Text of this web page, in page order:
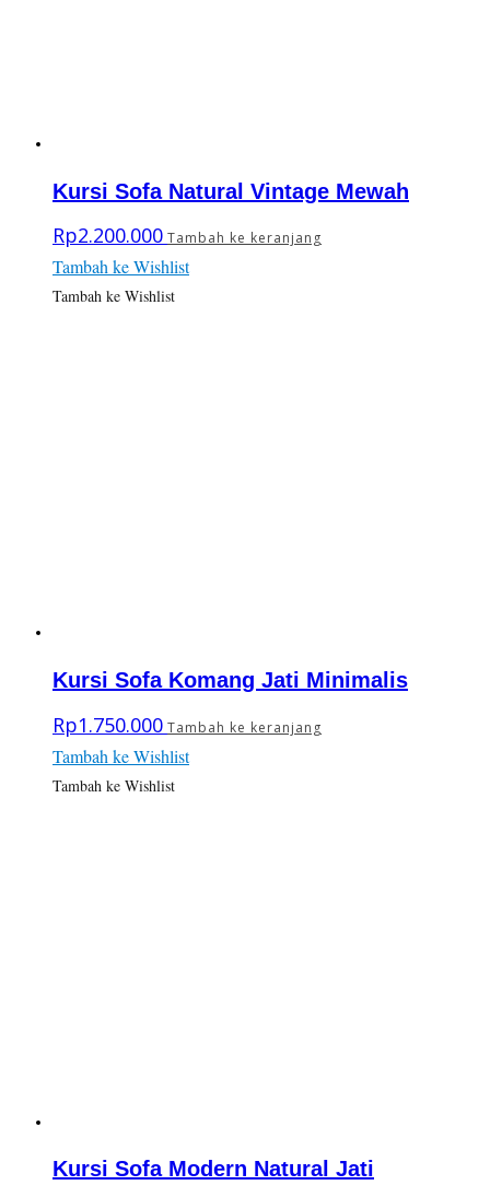
Kursi Sofa Natural Vintage Mewah
Rp2.200.000 Tambah ke keranjang
Tambah ke Wishlist
Tambah ke Wishlist
Kursi Sofa Komang Jati Minimalis
Rp1.750.000 Tambah ke keranjang
Tambah ke Wishlist
Tambah ke Wishlist
Kursi Sofa Modern Natural Jati